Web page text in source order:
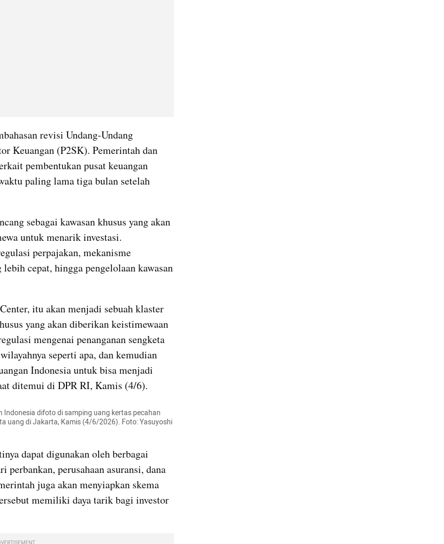
revisi Undang-Undang
Keuangan (P2SK). Pemerintah dan
pembentukan pusat keuangan
paling lama tiga bulan setelah
sebagai kawasan khusus yang akan
untuk menarik investasi.
perpajakan, mekanisme
cepat, hingga pengelolaan kawasan
itu akan menjadi sebuah klaster
yang akan diberikan keistimewaan
mengenai penanganan sengketa
seperti apa, dan kemudian
Indonesia untuk bisa menjadi
ditemui di DPR RI, Kamis (4/6).
difoto di samping uang kertas pecahan
uang di Jakarta, Kamis (4/6/2026). Foto: Yasuyoshi
dapat digunakan oleh berbagai
perusahaan asuransi, dana
juga akan menyiapkan skema
memiliki daya tarik bagi investor